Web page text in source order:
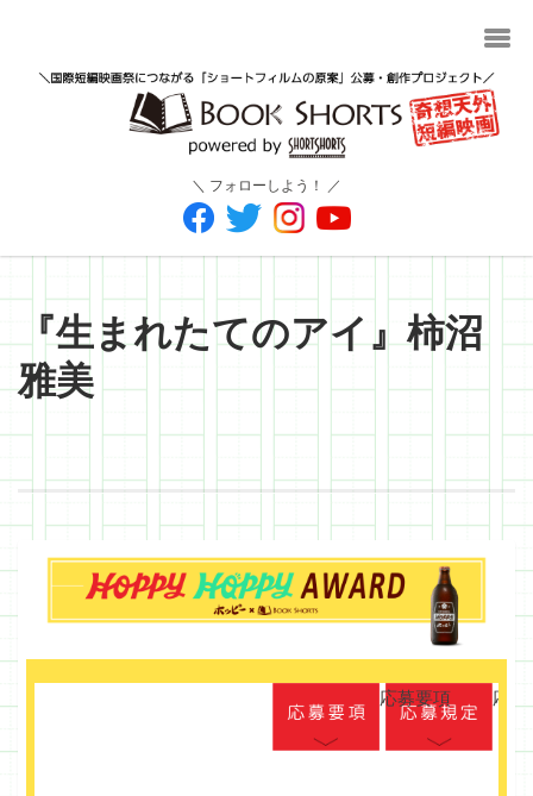
＼ フォローしよう！ ／
『生まれたてのアイ』柿沼
雅美
応
応募要項